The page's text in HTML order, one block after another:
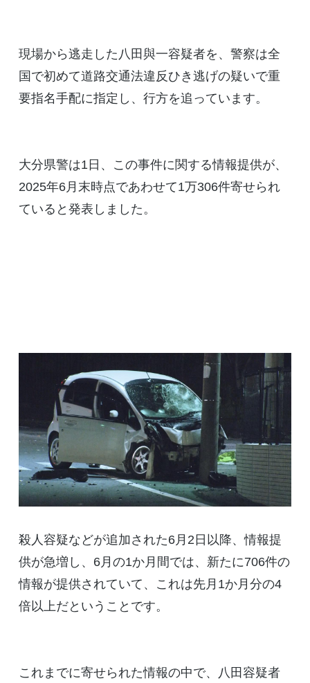
現場から逃走した八田與一容疑者を、警察は全
国で初めて道路交通法違反ひき逃げの疑いで重
要指名手配に指定し、行方を追っています。
大分県警は1日、この事件に関する情報提供が、
2025年6月末時点であわせて1万306件寄せられ
ていると発表しました。
殺人容疑などが追加された6月2日以降、情報提
供が急増し、6月の1か月間では、新たに706件の
情報が提供されていて、これは先月1か月分の4
倍以上だということです。
これまでに寄せられた情報の中で、八田容疑者